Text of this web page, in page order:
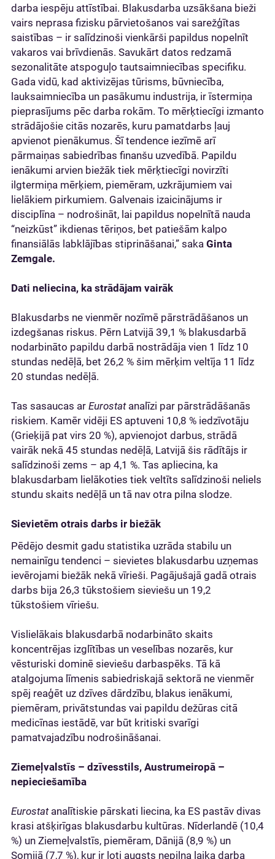
darba iespēju attīstībai. Blakusdarba uzsākšana bieži
vairs neprasa fizisku pārvietošanos vai sarežģītas
saistības – ir salīdzinoši vienkārši papildus nopelnīt
vakaros vai brīvdienās. Savukārt datos redzamā
sezonalitāte atspoguļo tautsaimniecības specifiku.
Gada vidū, kad aktivizējas tūrisms, būvniecība,
lauksaimniecība un pasākumu industrija, ir īstermiņa
pieprasījums pēc darba rokām. To mērķtiecīgi izmanto
strādājošie citās nozarēs, kuru pamatdarbs ļauj
apvienot pienākumus. Šī tendence iezīmē arī
pārmaiņas sabiedrības finanšu uzvedībā. Papildu
ienākumi arvien biežāk tiek mērķtiecīgi novirzīti
ilgtermiņa mērķiem, piemēram, uzkrājumiem vai
lielākiem pirkumiem. Galvenais izaicinājums ir
disciplīna – nodrošināt, lai papildus nopelnītā nauda
“neizkūst” ikdienas tēriņos, bet patiešām kalpo
finansiālās labklājības stiprināšanai,” saka Ginta
Zemgale.
Dati neliecina, ka strādājam vairāk
Blakusdarbs ne vienmēr nozīmē pārstrādāšanos un
izdegšanas riskus. Pērn Latvijā 39,1 % blakusdarbā
nodarbināto papildu darbā nostrādāja vien 1 līdz 10
stundas nedēļā, bet 26,2 % šim mērķim veltīja 11 līdz
20 stundas nedēļā.
Tas sasaucas ar Eurostatanalīzi par pārstrādāšanās
riskiem. Kamēr vidēji ES aptuveni 10,8 % iedzīvotāju
(Grieķijā pat virs 20 %), apvienojot darbus, strādā
vairāk nekā 45 stundas nedēļā, Latvijā šis rādītājs ir
salīdzinoši zems – ap 4,1 %. Tas apliecina, ka
blakusdarbam lielākoties tiek veltīts salīdzinoši neliels
stundu skaits nedēļā un tā nav otra pilna slodze.
Sievietēm otrais darbs ir biežāk
Pēdējo desmit gadu statistika uzrāda stabilu un
nemainīgu tendenci – sievietes blakusdarbu uzņemas
ievērojami biežāk nekā vīrieši. Pagājušajā gadā otrais
darbs bija 26,3 tūkstošiem sieviešu un 19,2
tūkstošiem vīriešu.
Vislielākais blakusdarbā nodarbināto skaits
koncentrējas izglītības un veselības nozarēs, kur
vēsturiski dominē sieviešu darbaspēks. Tā kā
atalgojuma līmenis sabiedriskajā sektorā ne vienmēr
spēj reaģēt uz dzīves dārdzību, blakus ienākumi,
piemēram, privātstundas vai papildu dežūras citā
medicīnas iestādē, var būt kritiski svarīgi
pamatvajadzību nodrošināšanai.
Ziemeļvalstīs – dzīvesstils, Austrumeiropā –
nepieciešamība
Eurostatanalītiskie pārskati liecina, ka ES pastāv divas
krasi atšķirīgas blakusdarbu kultūras. Nīderlandē (10,4
%) un Ziemeļvalstīs, piemēram, Dānijā (8,9 %) un
Somijā (7,7 %), kur ir ļoti augsts nepilna laika darba